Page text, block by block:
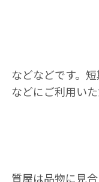
などなどです。
などにご利用い
質屋は品物に見